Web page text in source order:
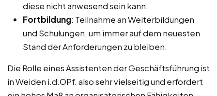
diese nicht anwesend sein kann.
Fortbildung: Teilnahme an Weiterbildungen
und Schulungen, um immer auf dem neuesten
Stand der Anforderungen zu bleiben.
Die Rolle eines Assistenten der Geschäftsführung ist
in Weiden i.d.OPf. also sehr vielseitig und erfordert